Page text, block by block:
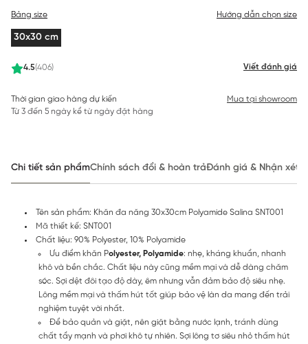
4.5(406) Viết đánh giá
Bảng size Hướng dẫn chọn size
30x30 cm
Thời gian giao hàng dự kiến
Từ 3 đến 5 ngày kể từ ngày đặt hàng
Mua tại showroom
Chi tiết sản phẩmChính sách đổi & hoàn trảĐánh giá & Nhận xét
Tên sản phẩm: Khăn đa năng 30x30cm Polyamide Salina SNT001
Mã thiết kế: SNT001
Chất liệu: 90% Polyester, 10% Polyamide
Ưu điểm khăn Polyester, Polyamide: nhẹ, kháng khuẩn, nhanh
khô và bền chắc. Chất liệu này cũng mềm mại và dễ dàng chăm
sóc. Sợi dệt đôi tạo độ dày, êm nhưng vẫn đảm bảo độ siêu nhẹ.
Lông mềm mại và thấm hút tốt giúp bảo vệ làn da mang đến trải
nghiệm tuyệt vời nhất.
Để bảo quản và giặt, nên giặt bằng nước lạnh, tránh dùng
chất tẩy mạnh và phơi khô tự nhiên. Sợi lông tơ siêu nhỏ thấm hút